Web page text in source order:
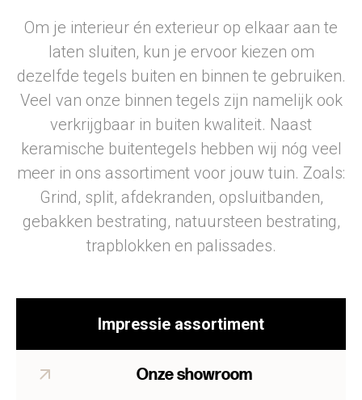
Om je interieur én exterieur op elkaar aan te
laten sluiten, kun je ervoor kiezen om
dezelfde tegels buiten en binnen te gebruiken.
Veel van onze binnen tegels zijn namelijk ook
verkrijgbaar in buiten kwaliteit. Naast
keramische buitentegels hebben wij nóg veel
meer in ons assortiment voor jouw tuin. Zoals:
Grind, split, afdekranden, opsluitbanden,
gebakken bestrating, natuursteen bestrating,
trapblokken en palissades.
Impressie assortiment
Onze showroom